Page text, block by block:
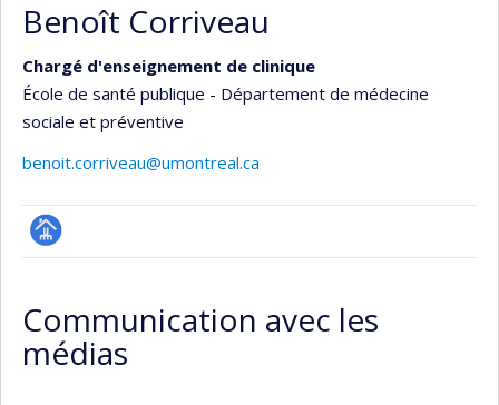
Benoît Corriveau
Chargé d'enseignement de clinique
École de santé publique - Département de médecine
sociale et préventive
benoit.corriveau@umontreal.ca
Page
(faculté,département,école)
Communication avec les
médias